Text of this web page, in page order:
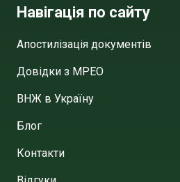
Навігація по сайту
Апостилізація документів
Довідки з МРЕО
ВНЖ в Україну
Блог
Контакти